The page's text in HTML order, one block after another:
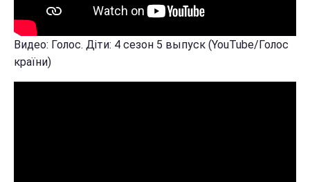
Видео: Голос. Діти: 4 сезон 5 выпуск (YouTube/Голос
країни)